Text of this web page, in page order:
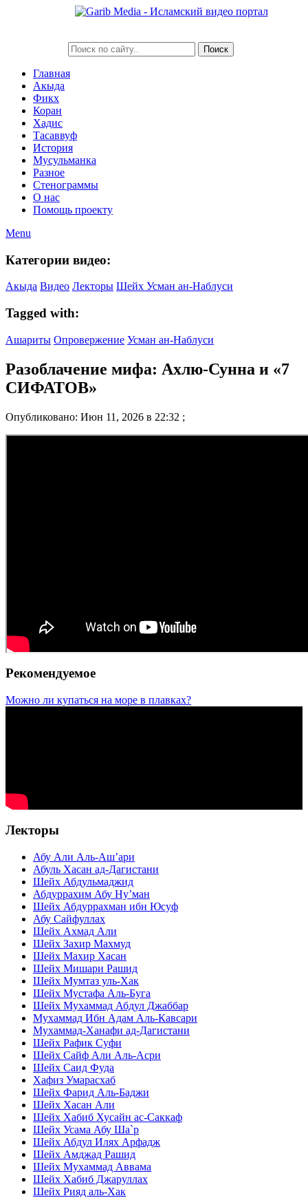
Главная
Акыда
Фикх
Коран
Хадис
Тасаввуф
История
Мусульманка
Разное
Стенограммы
О нас
Помощь проекту
Menu
Категории видео:
Акыда Видео Лекторы Шейх Усман ан-Наблуси
Tagged with:
Ашариты Опровержение Усман ан-Наблуси
Разоблачение мифа: Ахлю-Сунна и «7
СИФАТОВ»
Опубликовано: Июн 11, 2026 в 22:32 ;
Рекомендуемое
Можно ли купаться на море в плавках?
Лекторы
Абу Али Аль-Аш’ари
Абуль Хасан ад-Дагистани
Шейх Абдульмаджид
Абдуррахим Абу Ну’ман
Шейх Абдуррахман ибн Юсуф
Абу Сайфуллах
Шейх Ахмад Али
Шейх Захир Махмуд
Шейх Махир Хасан
Шейх Мишари Рашид
Шейх Мумтаз уль-Хак
Шейх Мустафа Аль-Буга
Шейх Мухаммад Абдул Джаббар
Мухаммад Ибн Адам Аль-Кавсари
Мухаммад-Ханафи ад-Дагистани
Шейх Рафик Суфи
Шейх Сайф Али Аль-Асри
Шейх Саид Фуда
Хафиз Умарасхаб
Шейх Фарид Аль-Баджи
Шейх Хасан Али
Шейх Хабиб Хусайн ас-Саккаф
Шейх Усама Абу Ша`р
Шейх Абдул Илях Арфадж
Шейх Амджад Рашид
Шейх Мухаммад Аввама
Шейх Хабиб Джаруллах
Шейх Рияд аль-Хак